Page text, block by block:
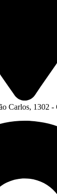
Carlos, 1302 -